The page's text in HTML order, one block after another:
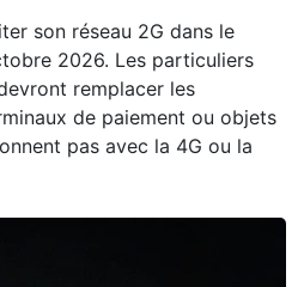
son réseau 2G dans le
2026. Les particuliers
remplacer les
de paiement ou objets
pas avec la 4G ou la